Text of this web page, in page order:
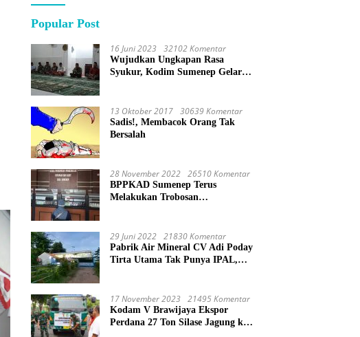
Popular Post
16 Juni 2023 32102 Komentar
Wujudkan Ungkapan Rasa
Syukur, Kodim Sumenep Gelar
13 Oktober 2017 30639 Komentar
Sadis!, Membacok Orang Tak
Bersalah
28 November 2022 26510 Komentar
BPPKAD Sumenep Terus
Melakukan Trobosan
29 Juni 2022 21830 Komentar
Pabrik Air Mineral CV Adi Poday
Tirta Utama Tak Punya IPAL,
17 November 2023 21495 Komentar
Kodam V Brawijaya Ekspor
Perdana 27 Ton Silase Jagung ke